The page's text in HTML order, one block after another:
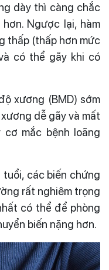
dày thì càng chắc
Ngược lại, hàm
thấp (thấp hơn mức
có thể gãy khi có
xương (BMD) sớm
dễ gãy và mất
mắc bệnh loãng
các biến chứng
rất nghiêm trọng
có thể để phòng
biến nặng hơn.